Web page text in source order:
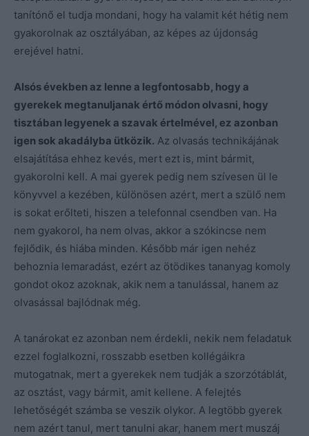
tanítónő el tudja mondani, hogy ha valamit két hétig nem
gyakorolnak az osztályában, az képes az újdonság
erejével hatni.
Alsós években az lenne a legfontosabb, hogy a
gyerekek megtanuljanak értő módon olvasni, hogy
tisztában legyenek a szavak értelmével, ez azonban
igen sok akadályba ütközik. Az olvasás technikájának
elsajátítása ehhez kevés, mert ezt is, mint bármit,
gyakorolni kell. A mai gyerek pedig nem szívesen ül le
könyvvel a kezében, különösen azért, mert a szülő nem
is sokat erőlteti, hiszen a telefonnal csendben van. Ha
nem gyakorol, ha nem olvas, akkor a szókincse nem
fejlődik, és hiába minden. Később már igen nehéz
behoznia lemaradást, ezért az ötödikes tananyag komoly
gondot okoz azoknak, akik nem a tanulással, hanem az
olvasással bajlódnak még.
A tanárokat ez azonban nem érdekli, nekik nem feladatuk
ezzel foglalkozni, rosszabb esetben kollégáikra
mutogatnak, mert a gyerekek nem tudják a szorzótáblát,
az osztást, vagy bármit, amit kellene. A felejtés
lehetőségét számba se veszik olykor. A legtöbb gyerek
nem azért tanul, mert tanulni akar, hanem mert muszáj